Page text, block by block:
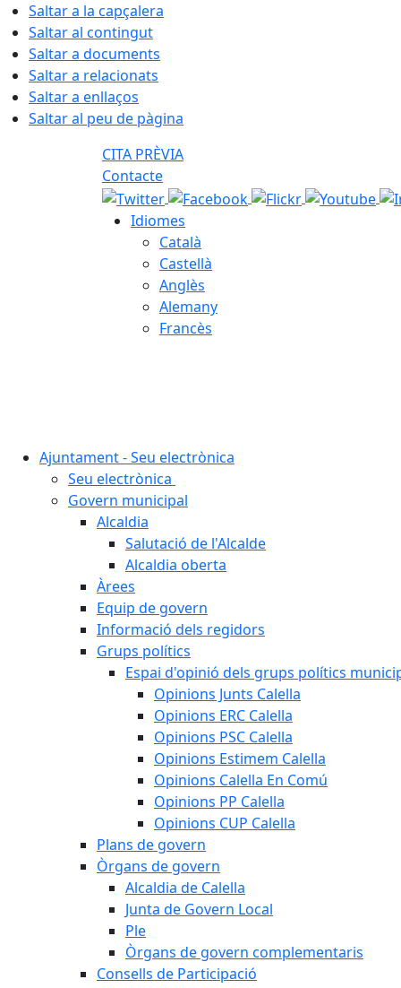
Saltar a la capçalera
Saltar al contingut
Saltar a documents
Saltar a relacionats
Saltar a enllaços
Saltar al peu de pàgina
CITA PRÈVIA
Contacte
Idiomes
Català
Castellà
Anglès
Alemany
Francès
Ajuntament - Seu electrònica
Seu electrònica
Govern municipal
Alcaldia
Salutació de l'Alcalde
Alcaldia oberta
Àrees
Equip de govern
Informació dels regidors
Grups polítics
Espai d'opinió dels grups polítics
Opinions Junts Calella
Opinions ERC Calella
Opinions PSC Calella
Opinions Estimem Calella
Opinions Calella En Comú
Opinions PP Calella
Opinions CUP Calella
Plans de govern
Òrgans de govern
Alcaldia de Calella
Junta de Govern Local
Ple
Òrgans de govern complementaris
Consells de Participació